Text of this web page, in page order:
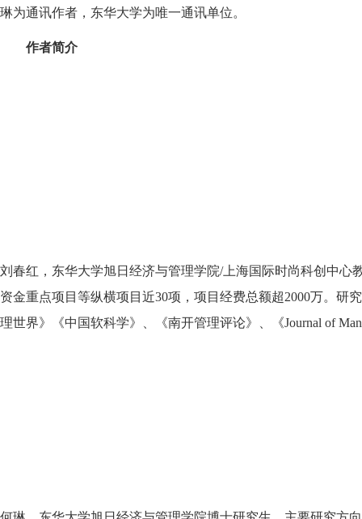
琳为通讯作者，东华大学为唯一通讯单位。
作者简介
刘春红，东华大学旭日经济与管理学院/上海国际时尚科创中心
资金重点项目等纵横项目近30项，项目经费总额超2000万。研
理世界》《中国软科学》、《南开管理评论》、《Journal of